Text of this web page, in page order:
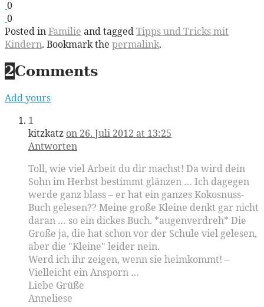
0
0
Posted inFamilie and taggedTipps und Tricks mit
Kindern. Bookmark the permalink.
2Comments
Add yours
1
kitzkatz on 26. Juli 2012 at 13:25
Antworten
Toll, wie viel Arbeit du dir machst! Da wird dein
Sohn im Herbst bestimmt glänzen … Ich dagegen
werde ganz blass – er hat ein ganzes Kokosnuss-
Buch gelesen?? Meine große Kleine denkt gar nicht
daran … so ein dickes Buch. *augenverdreh* Die
Große ja, die hat schon vor der Schule viel gelesen,
aber die "Kleine" leider nein.
Werd ich ihr zeigen, wenn sie heimkommt! –
Vielleicht ein Ansporn …
Liebe Grüße
Anneliese